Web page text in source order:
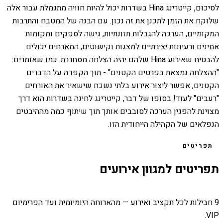
לסיכום, קייטרינג Hina בשדרות יכול להיות חוויה מתגמלת עבור אלה
שלוקח את הזמן לתכנן את זה נכון. עם הבנה של המטבח והתרבות
המקומיים, הערכה להגבלות תזונתיות, גישה לספקים ומקומות
אמינים ורעיונות יצירתיים למצגות וקישוטים, המארחים יכולים
להבטיח שאירוע Hina שלהם יהיה הצלחה מסחררת. כמו שאומרים:
"ההצלחה נמצאת בפרטים הקטנים" - תוך הקפדה על הדברים
הקטנים, אפשר ליצור אירוע בלתי נשכח שישאיר את האורחים
"רעבים" לעוד! בסופו של דבר, קייטרינג לחינה בשדרות הוא דרך
מצוינת להפגין הערכה לסובבים אותך תוך שיתוף כמה מההיבטים
הנפלאים של הקהילה הייחודית הזו.
תפריטים
תפריטים למגוון אירועים
9 חבילות לכל תקציב ואירוע — מהארוחה היומיומית ועד הפרימיום
VIP.